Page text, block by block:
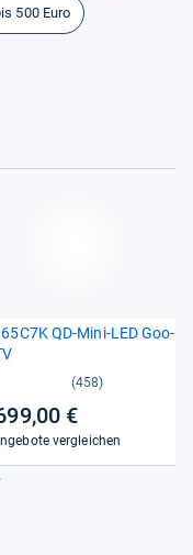
500 Euro
QD-​Mini-​LED Goo­
(458)
€
vergleichen